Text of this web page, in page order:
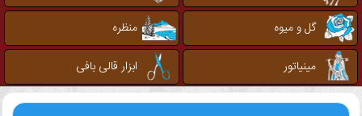
گل و میوه
منظره
مینیاتور
ابزار قالی بافی